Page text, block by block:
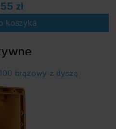
zł
koszyka
brązowy z dyszą